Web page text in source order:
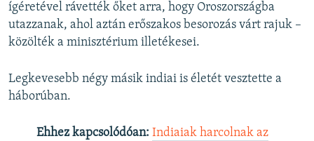
ígéretével rávették őket arra, hogy Oroszországba
utazzanak, ahol aztán erőszakos besorozás várt rajuk –
közölték a minisztérium illetékesei.
Legkevesebb négy másik indiai is életét vesztette a
háborúban.
Ehhez kapcsolódóan: Indiaiak harcolnak az